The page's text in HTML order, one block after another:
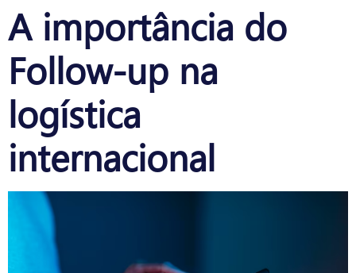
A importância do
Follow-up na
logística
internacional